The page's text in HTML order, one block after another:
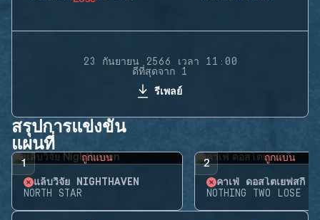
23 กันยายน 2566 เวลา 11:00
ดีที่สุดจาก 1
รีเพลย์
สรุปการแข่งขัน
แผนที่
1 ถูกแบน
แล็บวิจัย NIGHTHAVEN
NORTH STAR
2 ถูกแบน
คาเฟ่ ดอสโตเยฟสกี้
NOTHING TWO LOSE